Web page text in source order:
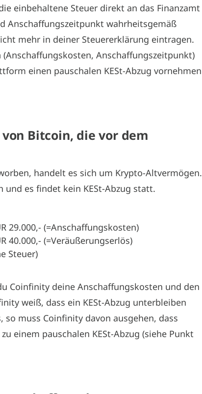
einbehaltene Steuer direkt an das Finanzamt
Anschaffungszeitpunkt wahrheitsgemäß
mehr in deiner Steuererklärung eintragen.
Anschaffungszeitpunkt)
einen pauschalen KESt-Abzug vornehmen
Bitcoin, die vor dem
handelt es sich um Krypto-Altvermögen.
es findet kein KESt-Abzug statt.
29.000,- (=Anschaffungskosten)
40.000,- (=Veräußerungserlös)
Steuer)
Coinfinity deine Anschaffungskosten und den
weiß, dass ein KESt-Abzug unterbleiben
muss Coinfinity davon ausgehen, dass
einem pauschalen KESt-Abzug (siehe Punkt